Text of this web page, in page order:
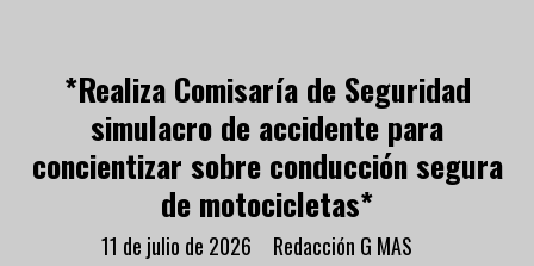
*Realiza Comisaría de Seguridad
simulacro de accidente para
concientizar sobre conducción segura
de motocicletas*
Redacción G MAS
11 de julio de 2026